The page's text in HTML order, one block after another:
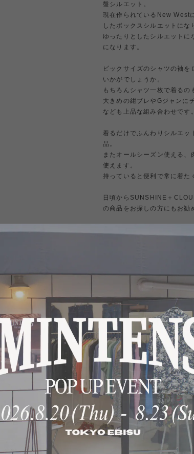
盤シルエット。
現在作られているNew West
したボックスシルエットにな
ゆったりとしたシルエットに
になります。
ビックサイズのシャツの袖
いかがでしょうか。
もちろんシャツ一枚で着る
大きめの紺ブレやGジャンに
なども上品な組み合わせです。
着るだけでふんわりシルエッ
品。
またオールシーズン使える
使えます。
持っていると便利で常に着た
日頃からSUNSHINE＋
の商品をお探しの方にもお勧
■MINTENS 特別取り扱いブ
MINTENS は、葉山のライフ
国内で唯一、特別に大きい
創業 32 周年を迎えた、
ルアイテムは、創業当初か
に至るまで、全てにこだわ
葉山にある店舗にて、
ヴィンテージ古着も扱う
いのあるブランドです。
※ 別注品は少量限定の商品に
※SUNSHINE＋CLOUD
https://shop.mintens-
数量